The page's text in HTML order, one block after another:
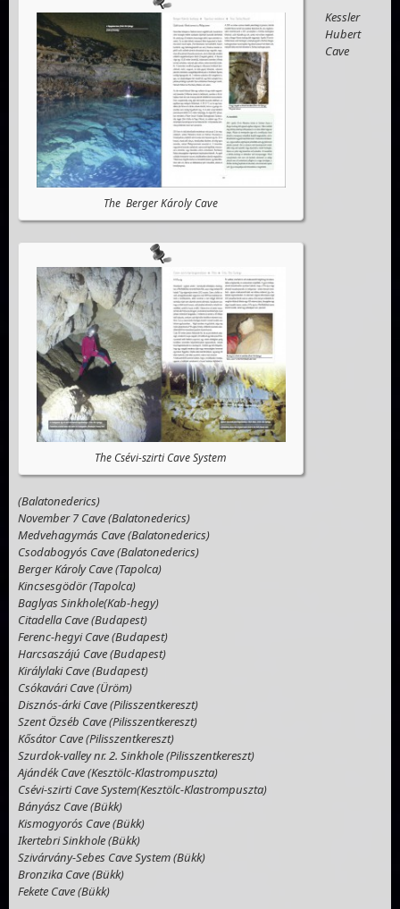
The Berger Károly Cave
The Csévi-szirti Cave System
Kessler
Hubert
Cave
(Balatonederics)
November 7 Cave (Balatonederics)
Medvehagymás Cave (Balatonederics)
Csodabogyós Cave (Balatonederics)
Berger Károly Cave (Tapolca)
Kincsesgödör (Tapolca)
Baglyas Sinkhole(Kab-hegy)
Citadella Cave (Budapest)
Ferenc-hegyi Cave (Budapest)
Harcsaszájú Cave (Budapest)
Királylaki Cave (Budapest)
Csókavári Cave (Üröm)
Disznós-árki Cave (Pilisszentkereszt)
Szent Özséb Cave (Pilisszentkereszt)
Kősátor Cave (Pilisszentkereszt)
Szurdok-valley nr. 2. Sinkhole (Pilisszentkereszt)
Ajándék Cave (Kesztölc-Klastrompuszta)
Csévi-szirti Cave System(Kesztölc-Klastrompuszta)
Bányász Cave (Bükk)
Kismogyorós Cave (Bükk)
Ikertebri Sinkhole (Bükk)
Szivárvány-Sebes Cave System (Bükk)
Bronzika Cave (Bükk)
Fekete Cave (Bükk)